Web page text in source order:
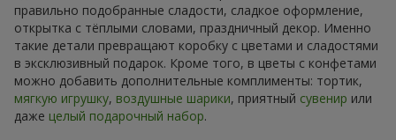
правильно подобранные сладости, сладкое оформление,
открытка с тёплыми словами, праздничный декор. Именно
такие детали превращают коробку с цветами и сладостями
в эксклюзивный подарок. Кроме того, в цветы с конфетами
можно добавить дополнительные комплименты: тортик,
мягкую игрушку, воздушные шарики, приятный сувенир или
даже целый подарочный набор.